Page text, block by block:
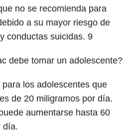
no se recomienda para
a su mayor riesgo de
conductas suicidas. 9
debe tomar un adolescente?
los adolescentes que
de 20 miligramos por día.
aumentarse hasta 60
día.